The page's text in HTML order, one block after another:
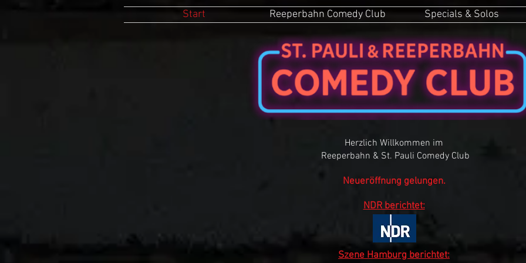
Start Reeperbahn Comedy Club Specials & Solos
Herzlich Willkommen im
Reeperbahn & St. Pauli Comedy Club
Neueröffnung gelungen.
NDR berichtet:
Szene Hamburg berichtet: